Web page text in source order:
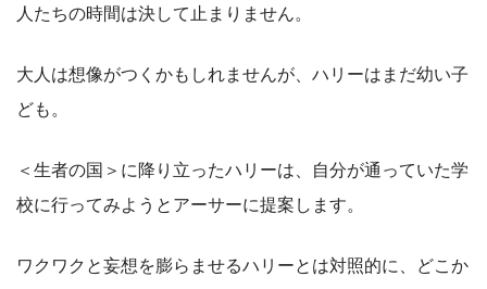
人たちの時間は決して止まりません。
大人は想像がつくかもしれませんが、ハリーはまだ幼い子
ども。
＜生者の国＞に降り立ったハリーは、自分が通っていた学
校に行ってみようとアーサーに提案します。
ワクワクと妄想を膨らませるハリーとは対照的に、どこか